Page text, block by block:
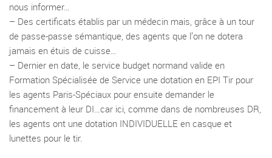
nous informer…
– Des certificats établis par un médecin mais, grâce à un tour
de passe-passe sémantique, des agents que l’on ne dotera
jamais en étuis de cuisse…
– Dernier en date, le service budget normand valide en
Formation Spécialisée de Service une dotation en EPI Tir pour
les agents Paris-Spéciaux pour ensuite demander le
financement à leur DI…car ici, comme dans de nombreuses DR,
les agents ont une dotation INDIVIDUELLE en casque et
lunettes pour le tir.